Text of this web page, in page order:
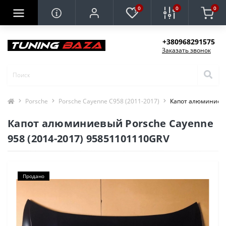
0 0 0
+380968291575
Заказать звонок
Porsche Porsche Cayenne C958 (2011-2017) Капот
Капот алюминиевый Porsche Cayenne
958 (2014-2017) 95851101110GRV
Продано